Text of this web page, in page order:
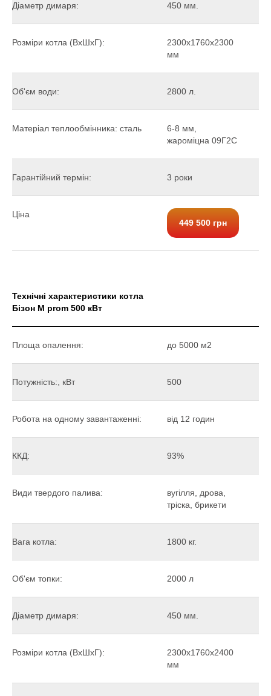
Діаметр димаря: 450 мм.
Розміри котла (ВхШхГ):
2300х1760х2300
мм
Об'єм води: 2800 л.
Матеріал теплообмінника: сталь
6-8 мм,
жароміцна 09Г2С
Гарантійний термін: 3 роки
Ціна
449 500 грн
Технічні характеристики котла
Бізон М prom 500 кВт
Площа опалення: до 5000 м2
Потужність:, кВт 500
Робота на одному завантаженні: від 12 годин
ККД: 93%
Види твердого палива:
вугілля, дрова,
тріска, брикети
Вага котла: 1800 кг.
Об'єм топки: 2000 л
Діаметр димаря: 450 мм.
Розміри котла (ВхШхГ):
2300х1760х2400
мм